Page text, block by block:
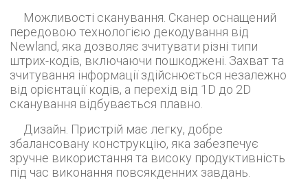
Можливості сканування. Сканер оснащений
передовою технологією декодування від
Newland, яка дозволяє зчитувати різні типи
штрих-кодів, включаючи пошкоджені. Захват та
зчитування інформації здійснюється незалежно
від орієнтації кодів, а перехід від 1D до 2D
сканування відбувається плавно.
Дизайн. Пристрій має легку, добре
збалансовану конструкцію, яка забезпечує
зручне використання та високу продуктивність
під час виконання повсякденних завдань.